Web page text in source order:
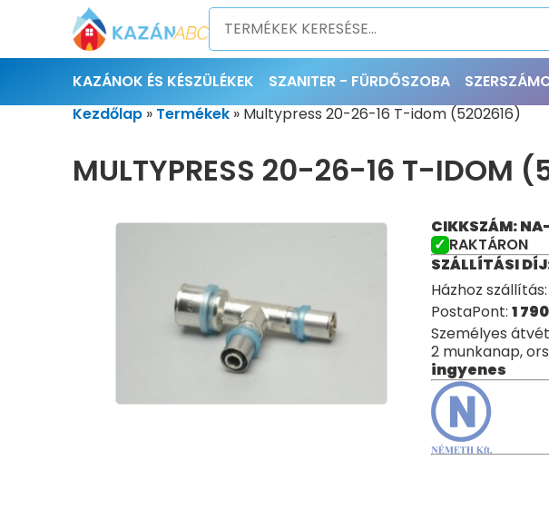
KAZÁNOK ÉS KÉSZÜLÉKEK SZANITER - FÜRDŐSZOBA
Kezdőlap » Termékek » Multypress 20-26-16 T-idom (5202616)
MULTYPRESS 20-26-16 T-IDOM
CIKKSZÁM:
RAKTÁRON
SZÁLLÍTÁSI
Házhoz szállítás:
PostaPont: 1 790
Személyes
2 munkanap,
ingyenes